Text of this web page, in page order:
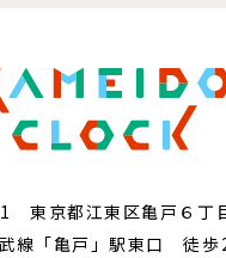
東京都江東区亀戸６丁
線「亀戸」駅東口 徒歩